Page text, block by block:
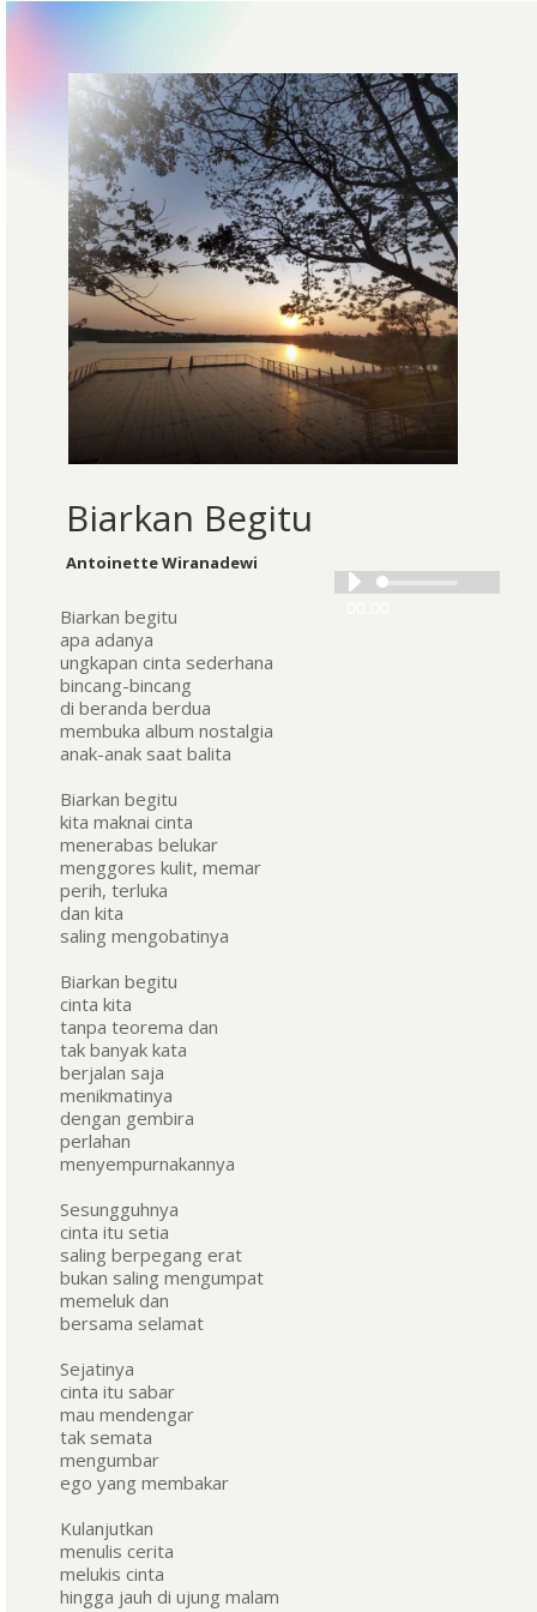
Biarkan Begitu
Antoinette Wiranadewi
Biarkan begitu
apa adanya
ungkapan cinta sederhana
bincang-bincang
di beranda berdua
membuka album nostalgia
anak-anak saat balita
Biarkan begitu
kita maknai cinta
menerabas belukar
menggores kulit, memar
perih, terluka
dan kita
saling mengobatinya
Biarkan begitu
cinta kita
tanpa teorema dan
tak banyak kata
berjalan saja
menikmatinya
dengan gembira
perlahan
menyempurnakannya
Sesungguhnya
cinta itu setia
saling berpegang erat
bukan saling mengumpat
memeluk dan
bersama selamat
Sejatinya
cinta itu sabar
mau mendengar
tak semata
mengumbar
ego yang membakar
Kulanjutkan
menulis cerita
melukis cinta
hingga jauh di ujung malam